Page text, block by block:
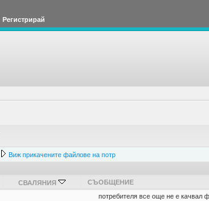
Регистрирай
Виж прикачените файлове на потр
СВАЛЯНИЯ СЪОБЩЕНИЕ
потребителя все още не е качвал